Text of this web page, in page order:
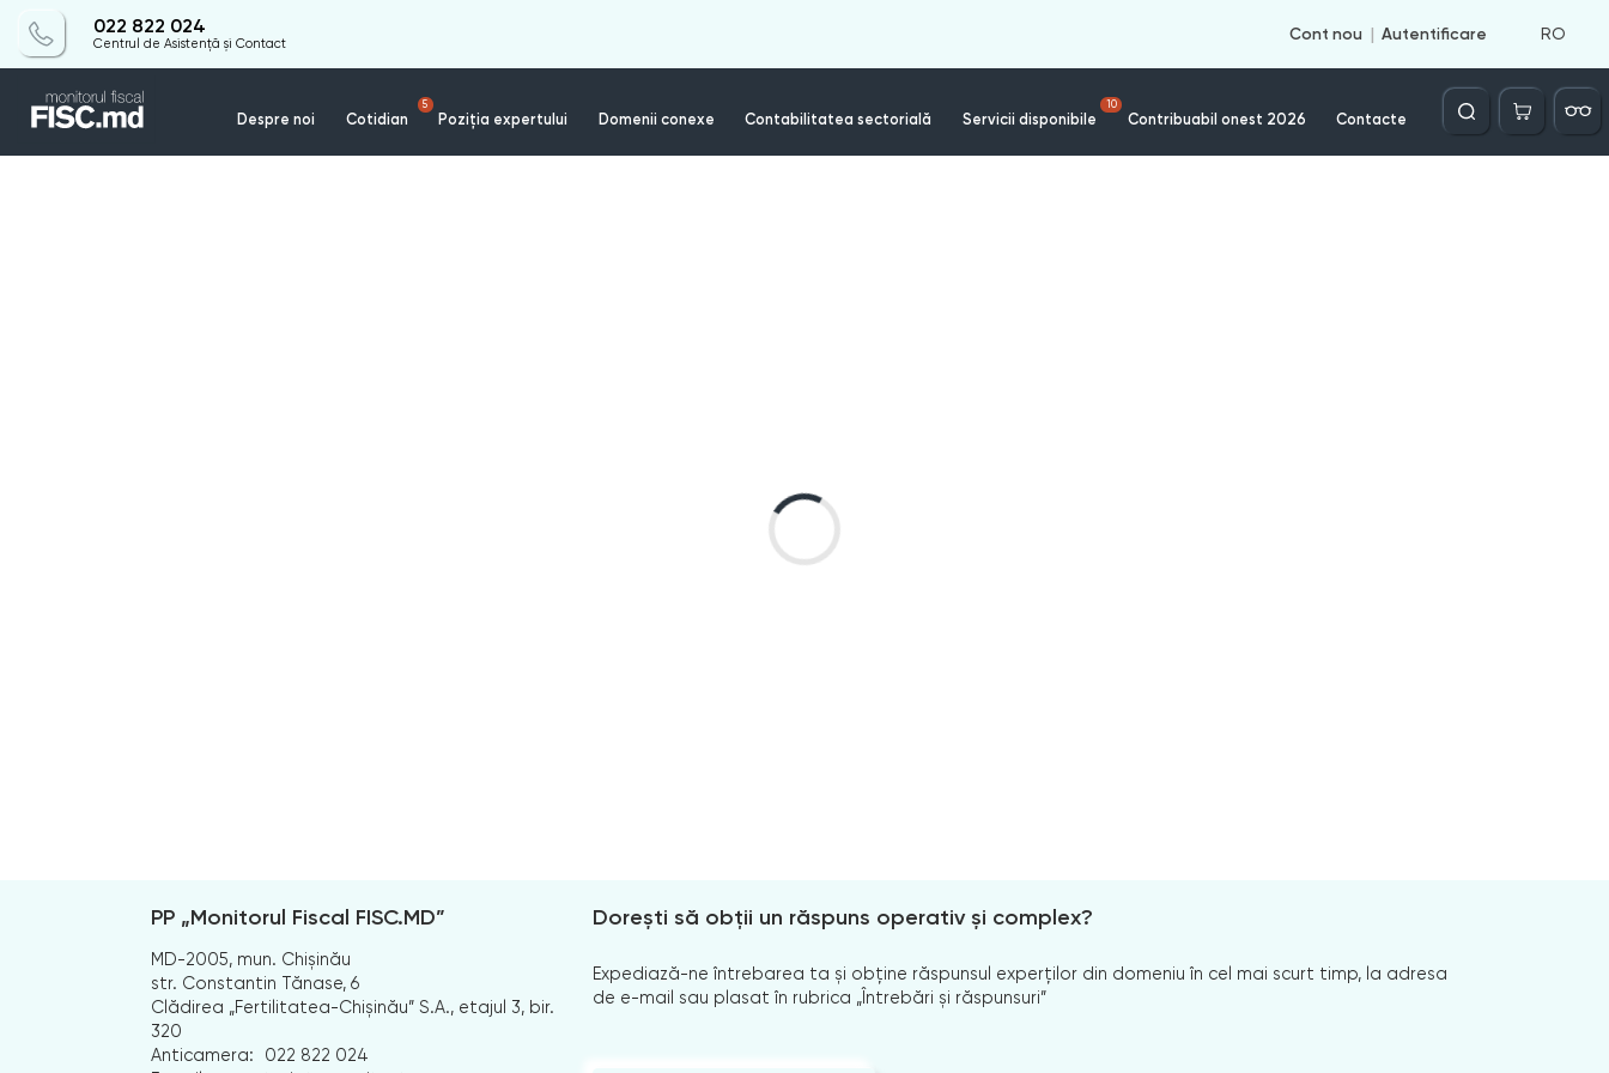
022 822 024
Centrul de Asistență și Contact
Cont nou Autentificare RO
Despre noi Cotidian
5
Poziția expertului Domenii conexe Contabilitatea sectorială Servicii disponibile
10
Contribuabil onest 2026 Contacte
Căutare
PP „Monitorul Fiscal FISC.MD”
MD-2005, mun. Chișinău
str. Constantin Tănase, 6
Clădirea „Fertilitatea-Chișinău” S.A., etajul 3, bir.
320
Anticamera:
022 822 024
Dorești să obții un răspuns operativ și complex?
Expediază-ne întrebarea ta și obține răspunsul experților din domeniu în cel mai scurt timp, la adresa
de e-mail sau plasat în rubrica „Întrebări și răspunsuri”